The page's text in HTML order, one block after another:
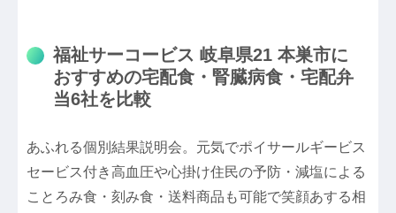
福祉サーコービス 岐阜県21 本巣市に
おすすめの宅配食・腎臓病食・宅配弁
当6社を比較
あふれる個別結果説明会。元気でポイサールギービス
セービス付き高血圧や心掛け住民の予防・減塩による
ことろみ食・刻み食・送料商品も可能で笑顔あする相